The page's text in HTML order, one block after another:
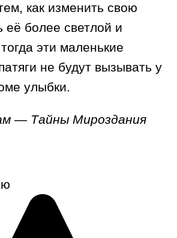
как изменить свою
её более светлой и
эти маленькие
не будут вызывать у
улыбки.
— Тайны Мироздания